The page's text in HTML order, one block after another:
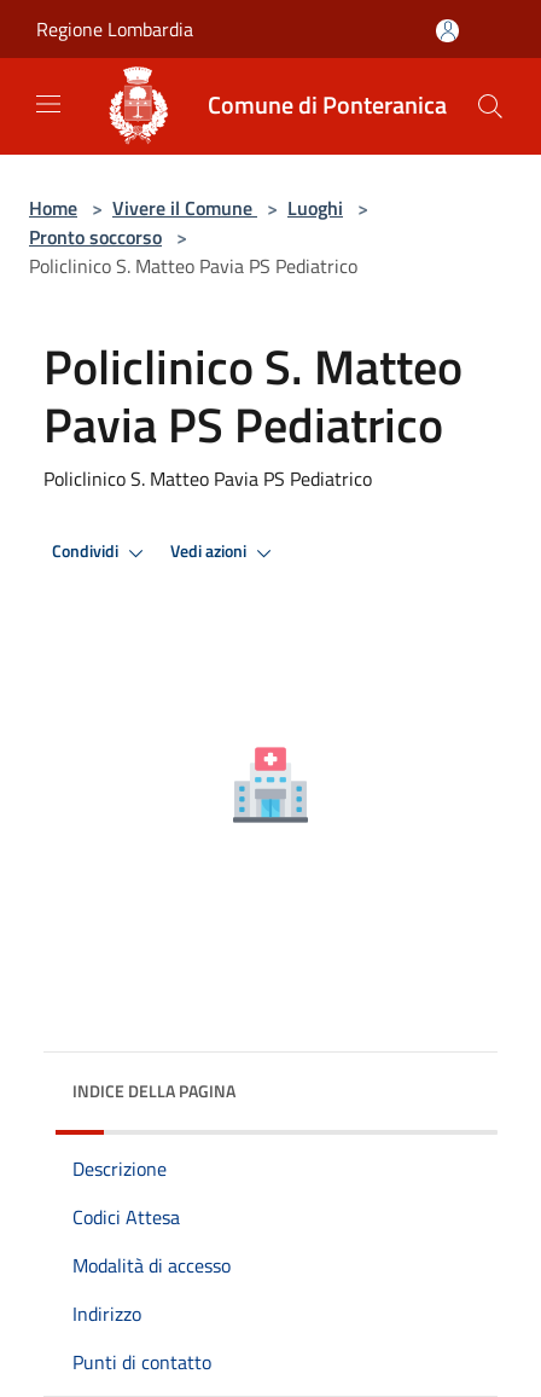
Regione Lombardia
Comune di Ponteranica
Home > Vivere il Comune > Luoghi >
Pronto soccorso >
Policlinico S. Matteo Pavia PS Pediatrico
Policlinico S. Matteo
Pavia PS Pediatrico
Policlinico S. Matteo Pavia PS Pediatrico
Condividi Vedi azioni
INDICE DELLA PAGINA
Descrizione
Codici Attesa
Modalità di accesso
Indirizzo
Punti di contatto